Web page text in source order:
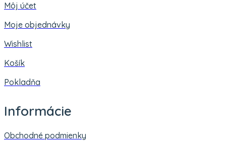
Môj účet
Moje objednávky
Wishlist
Košík
Pokladňa
Informácie
Obchodné podmienky